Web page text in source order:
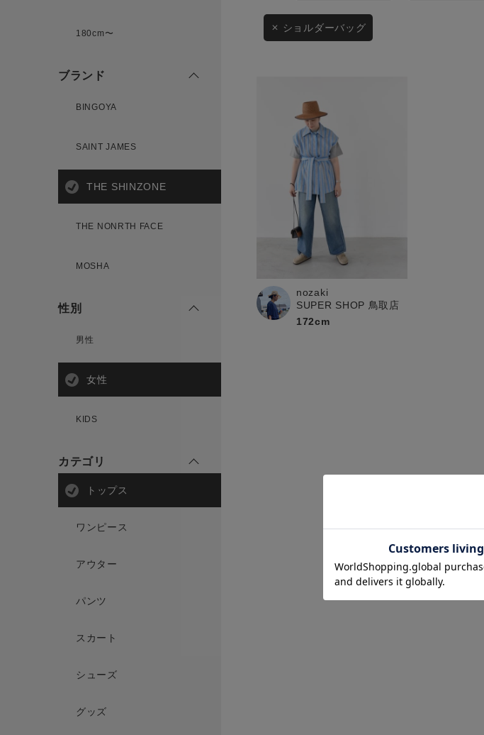
新規会員登録
180cm〜
ブランド
BINGOYA
SAINT JAMES
THE SHINZONE
THE NONRTH FACE
MOSHA
性別
男性
女性
KIDS
カテゴリ
トップス
ワンピース
アウター
パンツ
スカート
シューズ
グッズ
ショルダーバッグ
nozaki
SUPER SHOP 鳥取店
172cm